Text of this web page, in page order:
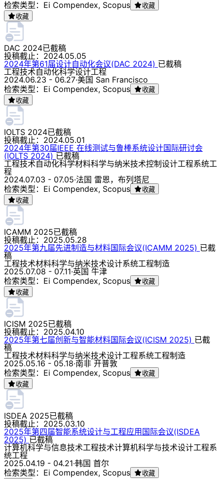
检索类型：Ei Compendex, Scopus
收藏
收藏
DAC 2024已截稿
投稿截止： 2024.05.05
2024年第61届设计自动化会议(DAC 2024) 已截稿
工程技术自动化科学设计工程
2024.06.23 - 06.27·美国 San Francisco
检索类型：Ei Compendex, Scopus
收藏
收藏
IOLTS 2024已截稿
投稿截止： 2024.05.01
2024年第30届IEEE 在线测试与鲁棒系统设计国际研讨会
(IOLTS 2024) 已截稿
工程技术自动化科学材料科学与纳米技术控制设计工程系统工
程
2024.07.03 - 07.05·法国 雷恩，布列塔尼
检索类型：Ei Compendex, Scopus
收藏
收藏
ICAMM 2025已截稿
投稿截止： 2025.05.28
2025年第九届先进制造与材料国际会议(ICAMM 2025) 已截
稿
工程技术材料科学与纳米技术设计系统工程制造
2025.07.08 - 07.11·英国 牛津
检索类型：Ei Compendex, Scopus
收藏
收藏
ICISM 2025已截稿
投稿截止： 2025.04.10
2025年第七届创新与智能材料国际会议(ICISM 2025) 已截
稿
工程技术材料科学与纳米技术设计工程系统工程制造
2025.05.16 - 05.18·南非 开普敦
检索类型：Ei Compendex, Scopus
收藏
收藏
ISDEA 2025已截稿
投稿截止： 2025.03.10
2025年第四届智能系统设计与工程应用国际会议(ISDEA
2025) 已截稿
计算机科学与信息技术工程技术计算机科学与技术设计工程系
统工程
2025.04.19 - 04.21·韩国 首尔
检索类型：Ei Compendex, Scopus
收藏